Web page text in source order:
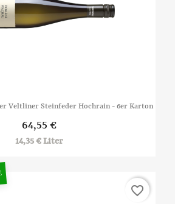
Veltliner Steinfeder Hochrain - 6er Karton
64,55 €
14,35 € Liter
favorite_border